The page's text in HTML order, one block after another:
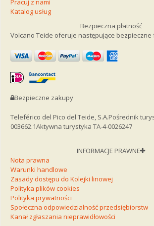
Pracuj z nami
Katalog usług
Bezpieczna płatność
Volcano Teide oferuje następujące bezpieczne
Bezpieczne zakupy
Teleférico del Pico del Teide, S.A.Pośrednik
003662.1Aktywna turystyka TA-4-0026247
INFORMACJE PRAWNE
Nota prawna
Warunki handlowe
Zasady dostępu do Kolejki linowej
Polityka plików cookies
Polityka prywatności
Społeczna odpowiedzialność przedsiębiorstw
Kanał zgłaszania nieprawidłowości